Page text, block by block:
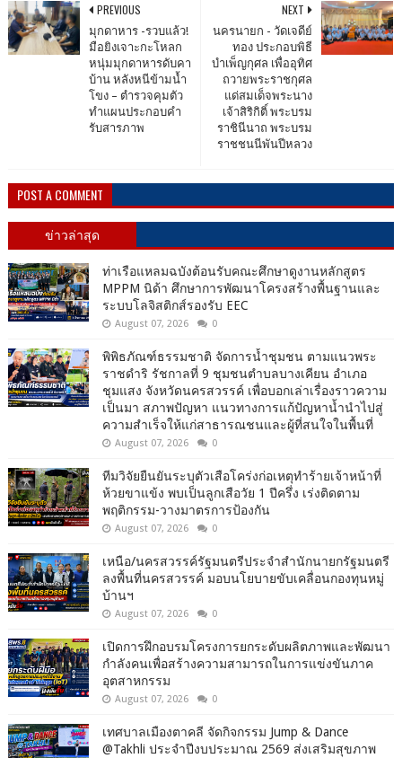
NEXT
นครนายก - วัดเจดีย์
ทอง ประกอบพิธี
บำเพ็ญกุศล เพื่ออุทิศ
ถวายพระราชกุศล
แด่สมเด็จพระนาง
เจ้าสิริกิติ์ พระบรม
ราชินีนาถ พระบรม
ราชชนนีพันปีหลวง​
PREVIOUS
มุกดาหาร -รวบแล้ว!
มือยิงเจาะกะโหลก
หนุ่มมุกดาหารดับคา
บ้าน หลังหนีข้ามน้ำ
โขง – ตำรวจคุมตัว
ทำแผนประกอบคำ
รับสารภาพ​
POST A COMMENT
ข่าวล่าสุด
ท่าเรือแหลมฉบังต้อนรับคณะศึกษาดูงานหลักสูตร
MPPM นิด้า ศึกษาการพัฒนาโครงสร้างพื้นฐานและ
ระบบโลจิสติกส์รองรับ EEC
August 07, 2026 0
พิพิธภัณฑ์ธรรมชาติ จัดการน้ำชุมชน ตามแนวพระ
ราชดำริ รัชกาลที่ 9 ชุมชนตำบลบางเคียน อำเภอ
ชุมแสง จังหวัดนครสวรรค์ เพื่อบอกเล่าเรื่องราวความ
เป็นมา สภาพปัญหา แนวทางการแก้ปัญหาน้ำนำไปสู่
ความสำเร็จให้แก่สาธารณชนและผู้ที่สนใจในพื้นที่
August 07, 2026 0
ทีมวิจัยยืนยันระบุตัวเสือโคร่งก่อเหตุทำร้ายเจ้าหน้าที่
ห้วยขาแข้ง พบเป็นลูกเสือวัย 1 ปีครึ่ง เร่งติดตาม
พฤติกรรม-วางมาตรการป้องกัน
August 07, 2026 0
เหนือ/นครสวรรค์รัฐมนตรีประจำสำนักนายกรัฐมนตรี
ลงพื้นที่นครสวรรค์ มอบนโยบายขับเคลื่อนกองทุนหมู่
บ้านฯ
August 07, 2026 0
เปิดการฝึกอบรมโครงการยกระดับผลิตภาพและพัฒนา
กำลังคนเพื่อสร้างความสามารถในการแข่งขันภาค
อุตสาหกรรม
August 07, 2026 0
เทศบาลเมืองตาคลี จัดกิจกรรม Jump & Dance
@Takhli ประจำปีงบประมาณ 2569 ส่งเสริมสุขภาพ